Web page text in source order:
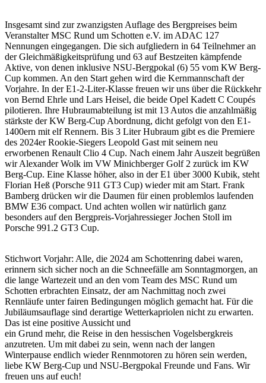
Insgesamt sind zur zwanzigsten Auflage des Bergpreises beim
Veranstalter MSC Rund um Schotten e.V. im ADAC 127
Nennungen eingegangen. Die sich aufgliedern in 64 Teilnehmer an
der Gleichmäßigkeitsprüfung und 63 auf Bestzeiten kämpfende
Aktive, von denen inklusive NSU-Bergpokal (6) 55 vom KW Berg-
Cup kommen. An den Start gehen wird die Kernmannschaft der
Vorjahre. In der E1-2-Liter-Klasse freuen wir uns über die Rückkehr
von Bernd Ehrle und Lars Heisel, die beide Opel Kadett C Coupés
pilotieren. Ihre Hubraumabteilung ist mit 13 Autos die anzahlmäßig
stärkste der KW Berg-Cup Abordnung, dicht gefolgt von den E1-
1400ern mit elf Rennern. Bis 3 Liter Hubraum gibt es die Premiere
des 2024er Rookie-Siegers Leopold Gast mit seinem neu
erworbenen Renault Clio 4 Cup. Nach einem Jahr Auszeit begrüßen
wir Alexander Wolk im VW Minichberger Golf 2 zurück im KW
Berg-Cup. Eine Klasse höher, also in der E1 über 3000 Kubik, steht
Florian Heß (Porsche 911 GT3 Cup) wieder mit am Start. Frank
Bamberg drücken wir die Daumen für einen problemlos laufenden
BMW E36 compact. Und achten wollen wir natürlich ganz
besonders auf den Bergpreis-Vorjahressieger Jochen Stoll im
Porsche 991.2 GT3 Cup.
Stichwort Vorjahr: Alle, die 2024 am Schottenring dabei waren,
erinnern sich sicher noch an die Schneefälle am Sonntagmorgen, an
die lange Wartezeit und an den vom Team des MSC Rund um
Schotten erbrachten Einsatz, der am Nachmittag noch zwei
Rennläufe unter fairen Bedingungen möglich gemacht hat. Für die
Jubiläumsauflage sind derartige Wetterkapriolen nicht zu erwarten.
Das ist eine positive Aussicht und
ein Grund mehr, die Reise in den hessischen Vogelsbergkreis
anzutreten. Um mit dabei zu sein, wenn nach der langen
Winterpause endlich wieder Rennmotoren zu hören sein werden,
liebe KW Berg-Cup und NSU-Bergpokal Freunde und Fans. Wir
freuen uns auf euch!